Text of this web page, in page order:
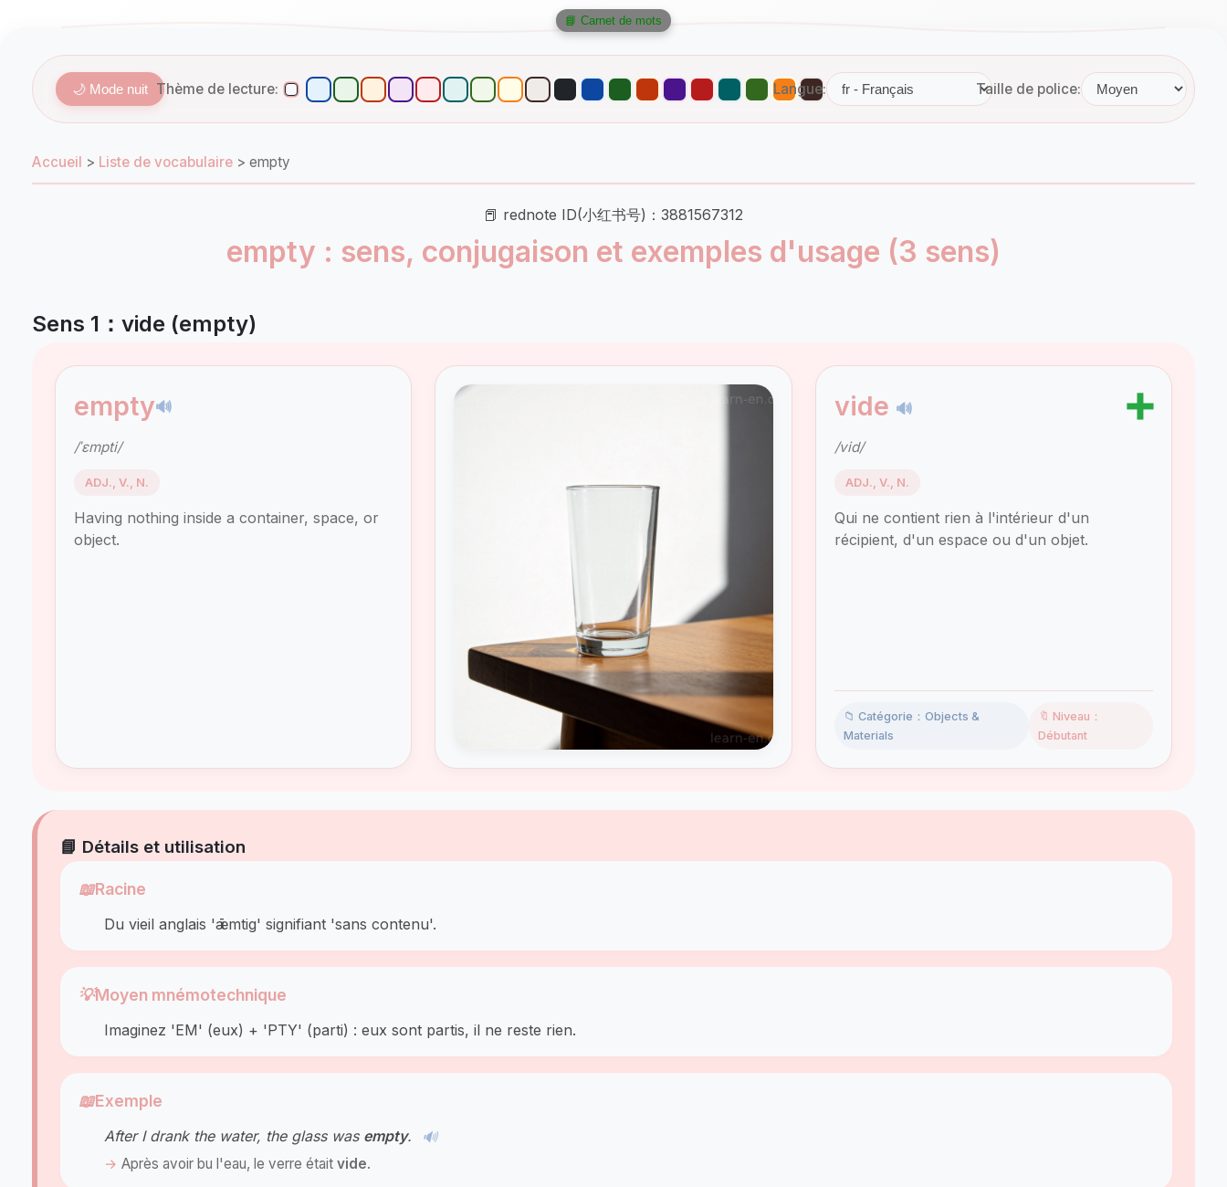
🌙 Mode nuit Thème de lecture: Langue: Taille de police:
Accueil > Liste de vocabulaire > empty
📕 rednote ID(小红书号)：3881567312
empty : sens, conjugaison et exemples d'usage (3 sens)
Sens 1：vide (empty)
empty🔊
/ˈɛmpti/
ADJ., V., N.
Having nothing inside a container, space, or
object.
vide 🔊 ➕
/vid/
ADJ., V., N.
Qui ne contient rien à l'intérieur d'un
récipient, d'un espace ou d'un objet.
📁 Catégorie：Objects &
Materials
🔖 Niveau：
Débutant
📘 Détails et utilisation
📖Racine
Du vieil anglais 'ǣmtig' signifiant 'sans contenu'.
💡Moyen mnémotechnique
Imaginez 'EM' (eux) + 'PTY' (parti) : eux sont partis, il ne reste rien.
📖Exemple
After I drank the water, the glass was empty. 🔊
Après avoir bu l'eau, le verre était vide.
📘 Carnet de mots